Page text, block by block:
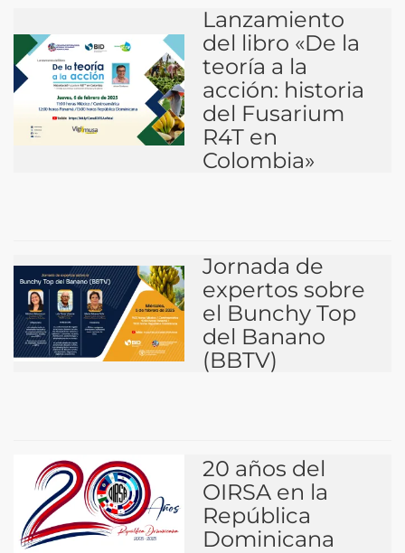
Lanzamiento
del libro «De la
teoría a la
acción: historia
del Fusarium
R4T en
Colombia»
Jornada de
expertos sobre
el Bunchy Top
del Banano
(BBTV)
20 años del
OIRSA en la
República
Dominicana